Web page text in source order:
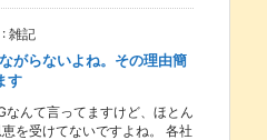
: 雑記
がらないよね。その理由簡
す
んて言ってますけど、ほとん
を受けてないですよね。 各社